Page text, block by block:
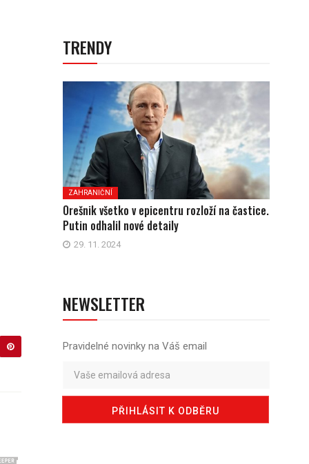
TRENDY
ZAHRANIČNÍ
Orešnik všetko v epicentru rozloží na častice.
Putin odhalil nové detaily
29. 11. 2024
NEWSLETTER
Pravidelné novinky na Váš email